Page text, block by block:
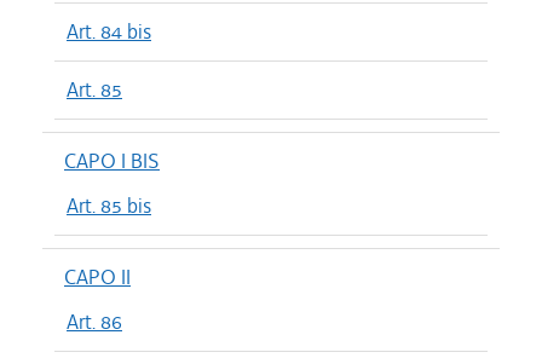
Art. 84 bis
Art. 85
CAPO I BIS
Art. 85 bis
CAPO II
Art. 86